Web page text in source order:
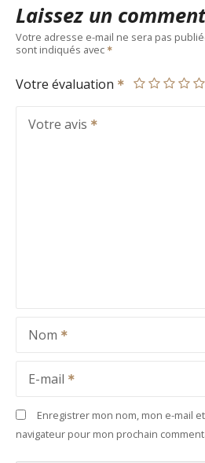
Laissez un
Votre adresse e-mail ne sera pas
sont indiqués avec
Votre évaluation
Votre avis
Nom
E-mail
Enregistrer mon nom, mon e-mail
navigateur pour mon prochain